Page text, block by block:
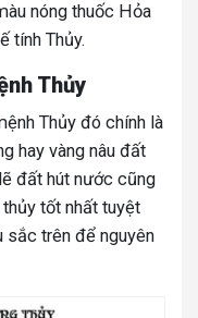
nóng thuốc Hỏa
tính Thủy.
Thủy
Thủy đó chính là
hay vàng nâu đất
đất hút nước cũng
tốt nhất tuyệt
sắc trên để nguyên